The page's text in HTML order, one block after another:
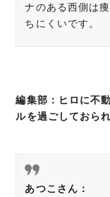
ナのある西側は
ちにくいです。
編集部：ヒロに不
ルを過ごしておら
あつこさん：